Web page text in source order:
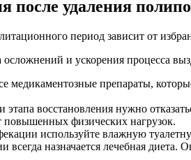
после удаления
период зависит от
и ускорения процесса
медикаментозные препараты,
этапа восстановления нужно
повышенных физических нагрузок.
используйте влажную
всегда назначается лечебная